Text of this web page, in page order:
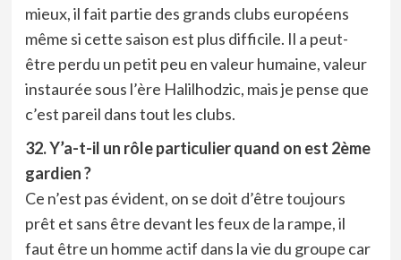
mieux, il fait partie des grands clubs européens
même si cette saison est plus difficile. Il a peut-
être perdu un petit peu en valeur humaine, valeur
instaurée sous l’ère Halilhodzic, mais je pense que
c’est pareil dans tout les clubs.
32. Y’a-t-il un rôle particulier quand on est 2ème
gardien ?
Ce n’est pas évident, on se doit d’être toujours
prêt et sans être devant les feux de la rampe, il
faut être un homme actif dans la vie du groupe car